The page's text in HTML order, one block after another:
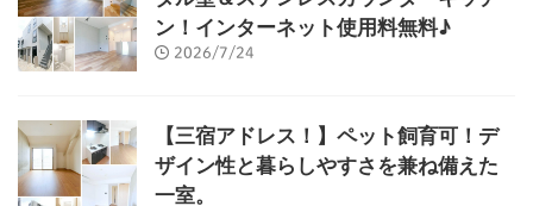
ン！インターネット使用料無料♪
2026/7/24
【三宿アドレス！】ペット飼育可！デ
ザイン性と暮らしやすさを兼ね備えた
一室。